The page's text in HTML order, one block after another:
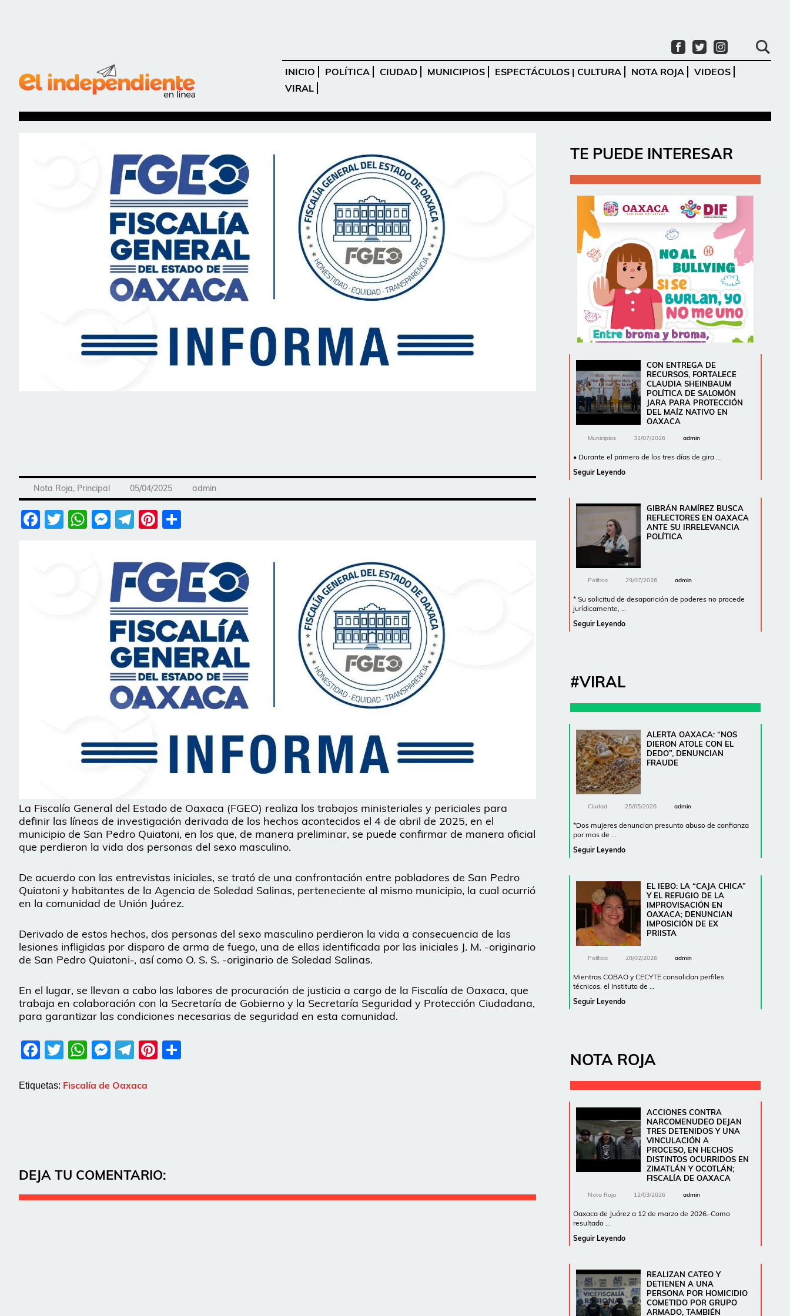
INICIO POLÍTICA CIUDAD MUNICIPIOS ESPECTÁCULOS | CULTURA NOTA ROJA
VIDEOS
VIRAL
Nota Roja, Principal 05/04/2025 admin
Facebook
Twitter
WhatsApp
Messenger
Telegram
Pinterest
La Fiscalía General del Estado de Oaxaca (FGEO) realiza los trabajos ministeriales y periciales para
definir las líneas de investigación derivada de los hechos acontecidos el 4 de abril de 2025, en el
municipio de San Pedro Quiatoni, en los que, de manera preliminar, se puede confirmar de manera oficial
que perdieron la vida dos personas del sexo masculino.
De acuerdo con las entrevistas iniciales, se trató de una confrontación entre pobladores de San Pedro
Quiatoni y habitantes de la Agencia de Soledad Salinas, perteneciente al mismo municipio, la cual ocurrió
en la comunidad de Unión Juárez.
Derivado de estos hechos, dos personas del sexo masculino perdieron la vida a consecuencia de las
lesiones infligidas por disparo de arma de fuego, una de ellas identificada por las iniciales J. M. -originario
de San Pedro Quiatoni-, así como O. S. S. -originario de Soledad Salinas.
En el lugar, se llevan a cabo las labores de procuración de justicia a cargo de la Fiscalía de Oaxaca, que
trabaja en colaboración con la Secretaría de Gobierno y la Secretaría Seguridad y Protección Ciudadana,
para garantizar las condiciones necesarias de seguridad en esta comunidad.
Facebook
Twitter
WhatsApp
Messenger
Telegram
Pinterest
Etiquetas: Fiscalía de Oaxaca
DEJA TU COMENTARIO:
TE PUEDE INTERESAR
CON ENTREGA DE
RECURSOS, FORTALECE
CLAUDIA SHEINBAUM
POLÍTICA DE SALOMÓN
JARA PARA PROTECCIÓN
DEL MAÍZ NATIVO EN
OAXACA
Municipios 31/07/2026 admin
• Durante el primero de los tres días de gira …
Seguir Leyendo
GIBRÁN RAMÍREZ BUSCA
REFLECTORES EN OAXACA
ANTE SU IRRELEVANCIA
POLÍTICA
Política 29/07/2026 admin
* Su solicitud de desaparición de poderes no procede
jurídicamente, …
Seguir Leyendo
#VIRAL
ALERTA OAXACA: “NOS
DIERON ATOLE CON EL
DEDO”, DENUNCIAN
FRAUDE
Ciudad 25/05/2026 admin
*Dos mujeres denuncian presunto abuso de confianza
por mas de …
Seguir Leyendo
EL IEBO: LA “CAJA CHICA”
Y EL REFUGIO DE LA
IMPROVISACIÓN EN
OAXACA; DENUNCIAN
IMPOSICIÓN DE EX
PRIISTA
Política 28/02/2026 admin
Mientras COBAO y CECYTE consolidan perfiles
técnicos, el Instituto de …
Seguir Leyendo
NOTA ROJA
ACCIONES CONTRA
NARCOMENUDEO DEJAN
TRES DETENIDOS Y UNA
VINCULACIÓN A
PROCESO, EN HECHOS
DISTINTOS OCURRIDOS EN
ZIMATLÁN Y OCOTLÁN;
FISCALÍA DE OAXACA
Nota Roja 12/03/2026 admin
Oaxaca de Juárez a 12 de marzo de 2026.-Como
resultado …
Seguir Leyendo
REALIZAN CATEO Y
DETIENEN A UNA
PERSONA POR HOMICIDIO
COMETIDO POR GRUPO
ARMADO, TAMBIÉN